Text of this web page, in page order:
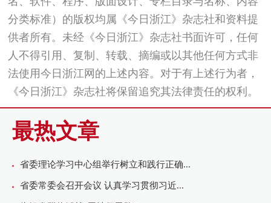
分类标准）的版权均属《今日浙江》杂志社和资料提
供者所有。未经《今日浙江》杂志社书面许可，任何
人不得引用、复制、转载、摘编或以其他任何方式非
法使用今日浙江网的上述内容。对于有上述行为者，
《今日浙江》杂志社将保留追究其法律责任的权利。
最热文章